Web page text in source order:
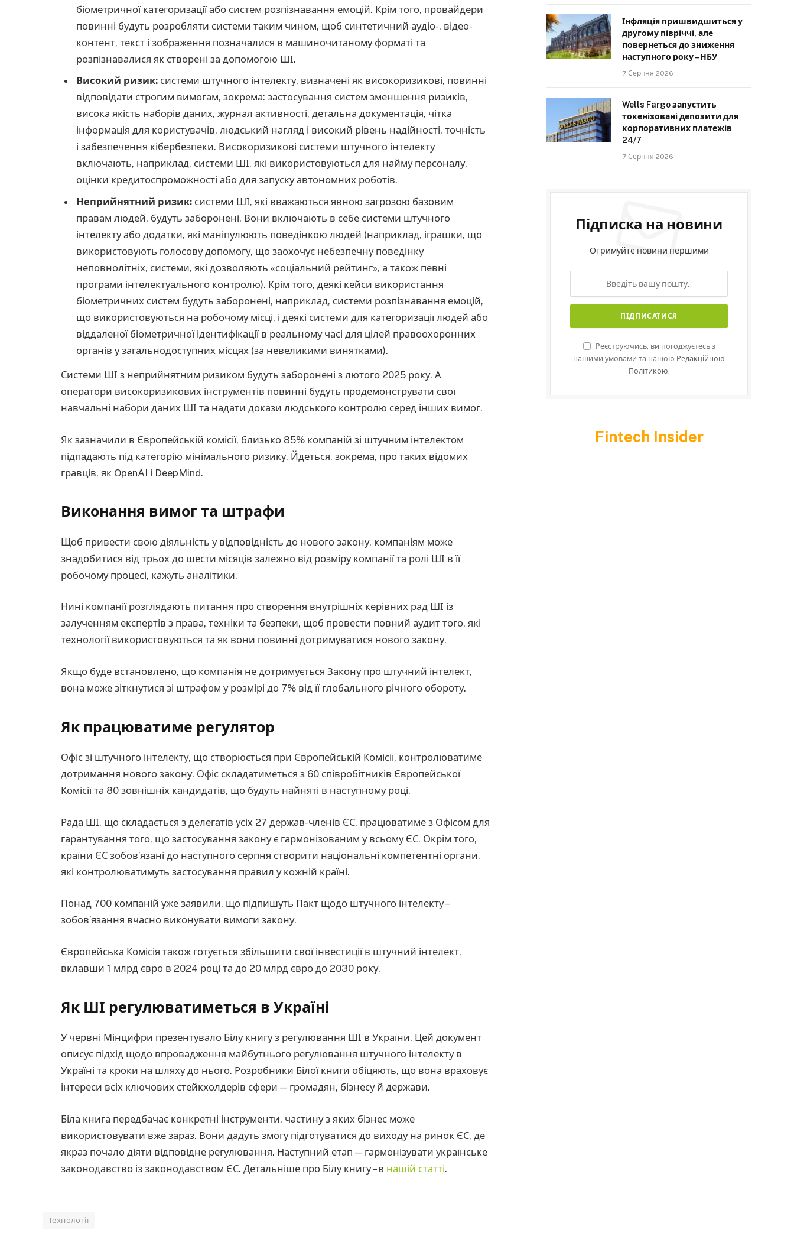
біометричної категоризації або систем розпізнавання емоцій. Крім того, провайдери
повинні будуть розробляти системи таким чином, щоб синтетичний аудіо-, відео-
контент, текст і зображення позначалися в машиночитаному форматі та
розпізнавалися як створені за допомогою ШІ.
Високий ризик: системи штучного інтелекту, визначені як високоризикові, повинні
відповідати строгим вимогам, зокрема: застосування систем зменшення ризиків,
висока якість наборів даних, журнал активності, детальна документація, чітка
інформація для користувачів, людський нагляд і високий рівень надійності, точність
і забезпечення кібербезпеки. Високоризикові системи штучного інтелекту
включають, наприклад, системи ШІ, які використовуються для найму персоналу,
оцінки кредитоспроможності або для запуску автономних роботів.
Неприйнятний ризик: системи ШІ, які вважаються явною загрозою базовим
правам людей, будуть заборонені. Вони включають в себе системи штучного
інтелекту або додатки, які маніпулюють поведінкою людей (наприклад, іграшки, що
використовують голосову допомогу, що заохочує небезпечну поведінку
неповнолітніх, системи, які дозволяють «соціальний рейтинг», а також певні
програми інтелектуального контролю). Крім того, деякі кейси використання
біометричних систем будуть заборонені, наприклад, системи розпізнавання емоцій,
що використовуються на робочому місці, і деякі системи для категоризації людей або
віддаленої біометричної ідентифікації в реальному часі для цілей правоохоронних
органів у загальнодоступних місцях (за невеликими винятками).
Системи ШІ з неприйнятним ризиком будуть заборонені з лютого 2025 року. А
оператори високоризикових інструментів повинні будуть продемонструвати свої
навчальні набори даних ШІ та надати докази людського контролю серед інших вимог.
Як зазначили в Європейській комісії, близько 85% компаній зі штучним інтелектом
підпадають під категорію мінімального ризику. Йдеться, зокрема, про таких відомих
гравців, як OpenAI і DeepMind.
Виконання вимог та штрафи
Щоб привести свою діяльність у відповідність до нового закону, компаніям може
знадобитися від трьох до шести місяців залежно від розміру компанії та ролі ШІ в її
робочому процесі, кажуть аналітики.
Нині компанії розглядають питання про створення внутрішніх керівних рад ШІ із
залученням експертів з права, техніки та безпеки, щоб провести повний аудит того, які
технології використовуються та як вони повинні дотримуватися нового закону.
Якщо буде встановлено, що компанія не дотримується Закону про штучний інтелект,
вона може зіткнутися зі штрафом у розмірі до 7% від її глобального річного обороту.
Як працюватиме регулятор
Офіс зі штучного інтелекту, що створюється при Європейській Комісії, контролюватиме
дотримання нового закону. Офіс складатиметься з 60 співробітників Європейської
Комісії та 80 зовнішніх кандидатів, що будуть найняті в наступному році.
Рада ШІ, що складається з делегатів усіх 27 держав-членів ЄС, працюватиме з Офісом для
гарантування того, що застосування закону є гармонізованим у всьому ЄС. Окрім того,
країни ЄС зобов’язані до наступного серпня створити національні компетентні органи,
які контролюватимуть застосування правил у кожній країні.
Понад 700 компаній уже заявили, що підпишуть Пакт щодо штучного інтелекту –
зобов’язання вчасно виконувати вимоги закону.
Європейська Комісія також готується збільшити свої інвестиції в штучний інтелект,
вклавши 1 млрд євро в 2024 році та до 20 млрд євро до 2030 року.
Як ШІ регулюватиметься в Україні
У червні Мінцифри презентувало Білу книгу з регулювання ШІ в України. Цей документ
описує підхід щодо впровадження майбутнього регулювання штучного інтелекту в
Україні та кроки на шляху до нього. Розробники Білої книги обіцяють, що вона враховує
інтереси всіх ключових стейкхолдерів сфери — громадян, бізнесу й держави.
Біла книга передбачає конкретні інструменти, частину з яких бізнес може
використовувати вже зараз. Вони дадуть змогу підготуватися до виходу на ринок ЄС, де
якраз почало діяти відповідне регулювання. Наступний етап — гармонізувати українське
законодавство із законодавством ЄС. Детальніше про Білу книгу – в нашій статті.
Технології
Інфляція пришвидшиться у
другому півріччі, але
повернеться до зниження
наступного року – НБУ
7 Серпня 2026
Wells Fargo запустить
токенізовані депозити для
корпоративних платежів
24/7
7 Серпня 2026
Підписка на новини
Отримуйте новини першими
Реєструючись, ви погоджуєтесь з
нашими умовами та нашою Редакційною
Політикою.
Fintech Insider